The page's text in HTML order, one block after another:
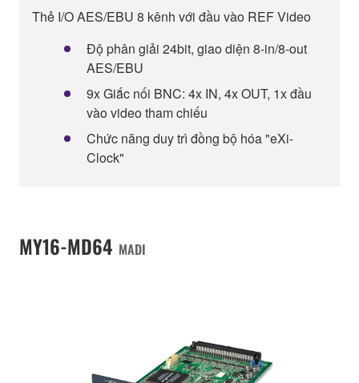
Thẻ I/O AES/EBU 8 kênh với đầu vào REF Video
Độ phân giải 24bit, giao diện 8-in/8-out
AES/EBU
9x Giắc nối BNC: 4x IN, 4x OUT, 1x đầu
vào video tham chiếu
Chức năng duy trì đồng bộ hóa "eXi-
Clock"
MY16-MD64 MADI